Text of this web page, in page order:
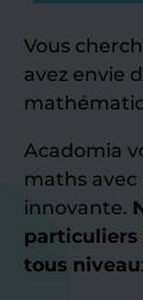
Vous
avez envie
Acadomia
maths
innovante.
particuliers
tous